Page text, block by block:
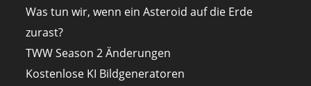
Was tun wir, wenn ein Asteroid auf die Erde
zurast?
TWW Season 2 Änderungen
Kostenlose KI Bildgeneratoren